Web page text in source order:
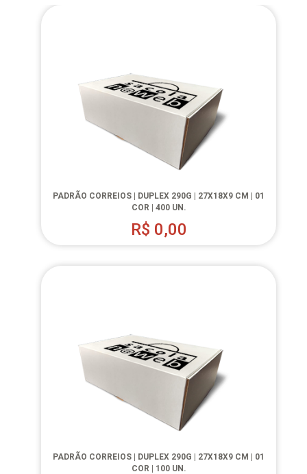
PADRÃO CORREIOS | DUPLEX 290G | 27X18X9 CM | 01
COR | 400 UN.
R$ 0,00
PADRÃO CORREIOS | DUPLEX 290G | 27X18X9 CM | 01
COR | 100 UN.